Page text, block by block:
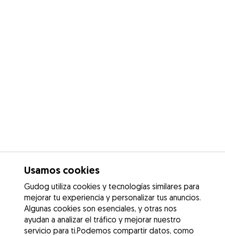
Usamos cookies
Gudog utiliza cookies y tecnologías similares para
mejorar tu experiencia y personalizar tus anuncios.
Algunas cookies son esenciales, y otras nos
ayudan a analizar el tráfico y mejorar nuestro
servicio para ti.Podemos compartir datos, como